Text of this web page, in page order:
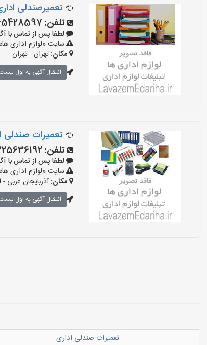
تعمیرصندلی
تلفن:
لطفا پس از تماس با آگهی
سایت «لوازم اداری
مکان:تهران - تهران
انتقال آگهی به اول
تعمیرات صندلی
تلفن:
لطفا پس از تماس با آگهی
سایت «لوازم اداری
مکان:آذربایجان غربی -
انتقال آگهی به اول
تعمیرات صندلی اداری